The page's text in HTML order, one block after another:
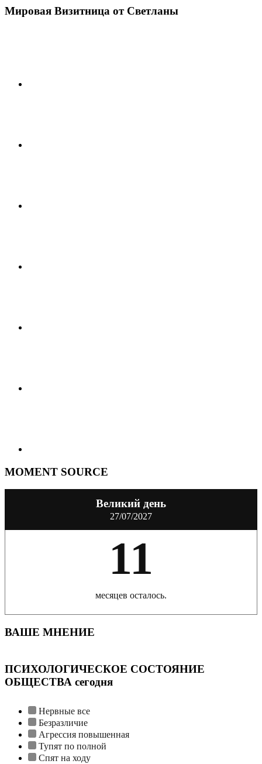
Мировая Визитница от Светланы
MOMENT SOURCE
Великий день
27/07/2027
11
месяцев осталось.
ВАШЕ МНЕНИЕ
ПСИХОЛОГИЧЕСКОЕ СОСТОЯНИЕ
ОБЩЕСТВА сегодня
Нервные все
Безразличие
Агрессия повышенная
Тупят по полной
Спят на ходу